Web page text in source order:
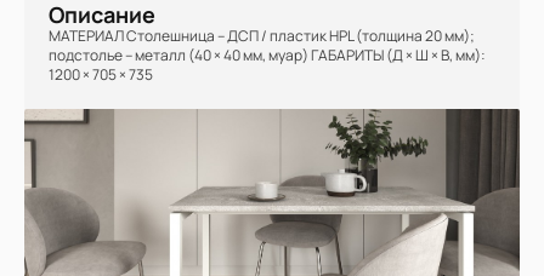
Описание
МАТЕРИАЛ Столешница – ДСП / пластик HPL (толщина 20 мм);
подстолье – металл (40 × 40 мм, муар) ГАБАРИТЫ (Д × Ш × В, мм):
1200 × 705 × 735